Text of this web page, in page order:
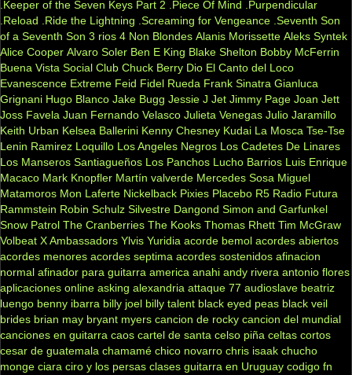
.Keeper of the Seven Keys Part 2 .Piece Of Mind
.Purpendicular
.Reload
.Ride the Lightning .Screaming for Vengeance .Seventh Son
of a Seventh Son 3 rios 4 Non Blondes Alanis Morissette Aleks Syntek
Alice Cooper Alvaro Soler Ben E King Blake Shelton Bobby McFerrin
Buena Vista Social Club Chuck Berry Dio El Canto del Loco
Evanescence Extreme Feid Fidel Rueda Frank Sinatra Gianluca
Grignani Hugo Blanco Jake Bugg Jessie J Jet Jimmy Page Joan Jett
Joss Favela Juan Fernando Velasco Julieta Venegas Julio Jaramillo
Keith Urban Kelsea Ballerini Kenny Chesney Kudai La Mosca Tse-Tse
Lenin Ramirez Loquillo Los Angeles Negros Los Cadetes De Linares
Los Manseros Santiagueños Los Panchos Lucho Barrios Luis Enrique
Macaco Mark Knopfler Martín valverde Mercedes Sosa Miguel
Matamoros Mon Laferte Nickelback Pixies Placebo R5 Radio Futura
Rammstein Robin Schulz Silvestre Dangond Simon and Garfunkel
Snow Patrol The Cranberries The Kooks Thomas Rhett Tim McGraw
Volbeat X Ambassadors Ylvis Yuridia acorde bemol acordes abiertos
acordes menores acordes septima acordes sostenidos afinacion
normal afinador para guitarra america anahi andy rivera antonio flores
aplicaciones online asking alexandria attaque 77 audioslave beatriz
luengo benny ibarra billy joel billy talent black eyed peas black veil
brides brian may bryant myers cancion de rocky cancion del mundial
canciones en guitarra caos cartel de santa celso piña celtas cortos
cesar de guatemala chamamé chico novarro chris isaak chucho
monge ciara ciro y los persas clases guitarra en Uruguay codigo fn